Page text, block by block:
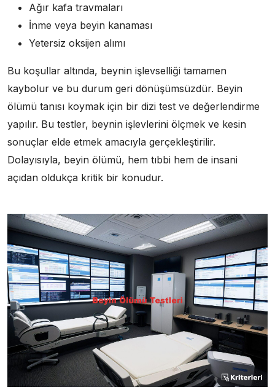
Ağır kafa travmaları
İnme veya beyin kanaması
Yetersiz oksijen alımı
Bu koşullar altında, beynin işlevselliği tamamen
kaybolur ve bu durum geri dönüşümsüzdür. Beyin
ölümü tanısı koymak için bir dizi test ve değerlendirme
yapılır. Bu testler, beynin işlevlerini ölçmek ve kesin
sonuçlar elde etmek amacıyla gerçekleştirilir.
Dolayısıyla, beyin ölümü, hem tıbbi hem de insani
açıdan oldukça kritik bir konudur.